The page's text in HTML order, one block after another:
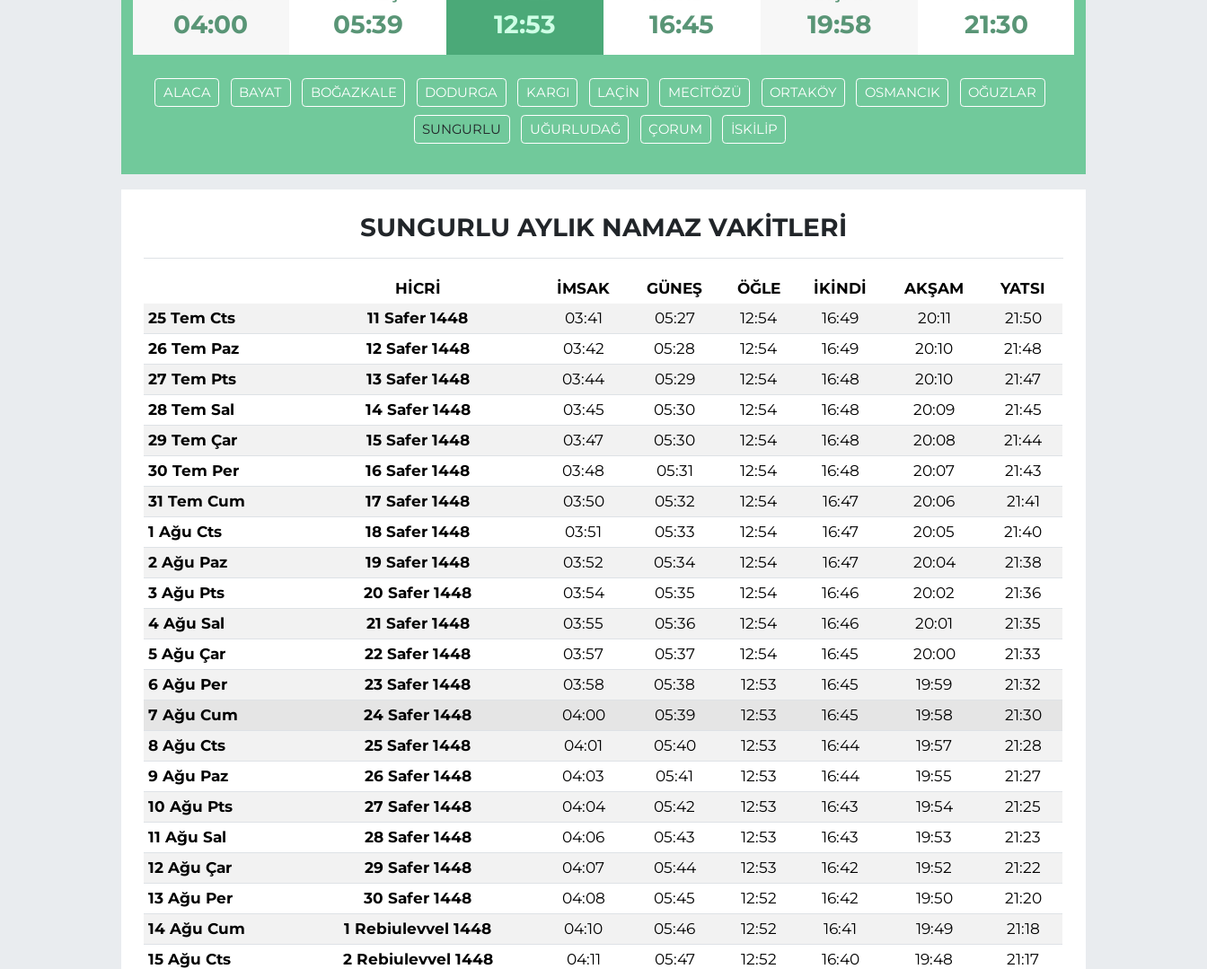
04:00 05:39 12:53 16:45 19:58 21:30
ALACA BAYAT BOĞAZKALE DODURGA KARGI LAÇİN MECİTÖZÜ ORTAKÖY OSMANCIK OĞUZLAR
SUNGURLU UĞURLUDAĞ ÇORUM İSKİLİP
SUNGURLU AYLIK NAMAZ VAKITLERI
HİCRİ İMSAK GÜNEŞ ÖĞLE İKINDI AKŞAM
YATSI
25 Tem Cts
11 Safer 1448 03:41 05:27 12:54 16:49 20:11
21:50
26 Tem Paz
12 Safer 1448 03:42 05:28 12:54 16:49 20:10
21:48
27 Tem Pts
13 Safer 1448 03:44 05:29 12:54 16:48 20:10
21:47
28 Tem Sal
14 Safer 1448 03:45 05:30 12:54 16:48 20:09
21:45
29 Tem Çar
15 Safer 1448 03:47 05:30 12:54 16:48 20:08
21:44
30 Tem Per
16 Safer 1448 03:48 05:31 12:54 16:48 20:07
21:43
31 Tem Cum
17 Safer 1448 03:50 05:32 12:54 16:47 20:06
21:41
1 Ağu Cts
18 Safer 1448 03:51 05:33 12:54 16:47 20:05
21:40
2 Ağu Paz
19 Safer 1448 03:52 05:34 12:54 16:47 20:04
21:38
3 Ağu Pts
20 Safer 1448 03:54 05:35 12:54 16:46 20:02
21:36
4 Ağu Sal
21 Safer 1448 03:55 05:36 12:54 16:46 20:01
21:35
5 Ağu Çar
22 Safer 1448 03:57 05:37 12:54 16:45 20:00
21:33
6 Ağu Per
23 Safer 1448 03:58 05:38 12:53 16:45 19:59
21:32
7 Ağu Cum
24 Safer 1448 04:00 05:39 12:53 16:45 19:58
21:30
8 Ağu Cts
25 Safer 1448 04:01 05:40 12:53 16:44 19:57
21:28
9 Ağu Paz
26 Safer 1448 04:03 05:41 12:53 16:44 19:55
21:27
10 Ağu Pts
27 Safer 1448 04:04 05:42 12:53 16:43 19:54
21:25
11 Ağu Sal
28 Safer 1448 04:06 05:43 12:53 16:43 19:53
21:23
12 Ağu Çar
29 Safer 1448 04:07 05:44 12:53 16:42 19:52
21:22
13 Ağu Per
30 Safer 1448 04:08 05:45 12:52 16:42 19:50
21:20
14 Ağu Cum
1 Rebiulevvel 1448 04:10 05:46 12:52 16:41 19:49
21:18
15 Ağu Cts
2 Rebiulevvel 1448 04:11 05:47 12:52 16:40 19:48
21:17
RESMİ İLAN